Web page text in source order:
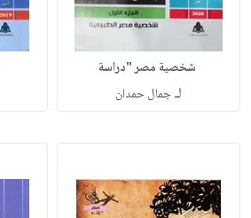
شخصية مصر "دراسة
لـجمال حمدان